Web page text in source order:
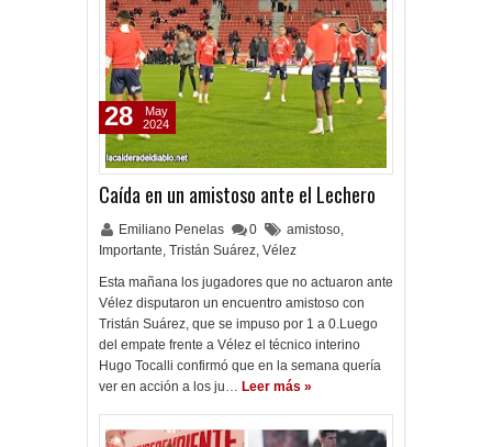
Caída en un amistoso ante el Lechero
Emiliano Penelas 0 amistoso,
Importante, Tristán Suárez, Vélez
Esta mañana los jugadores que no actuaron ante
Vélez disputaron un encuentro amistoso con
Tristán Suárez, que se impuso por 1 a 0.Luego
del empate frente a Vélez el técnico interino
Hugo Tocalli confirmó que en la semana quería
ver en acción a los ju… Leer más »
28
May
2024